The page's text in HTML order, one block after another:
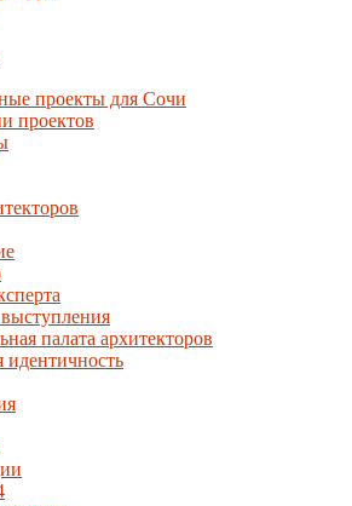
проекты для Сочи
проектов
палата архитекторов
идентичность